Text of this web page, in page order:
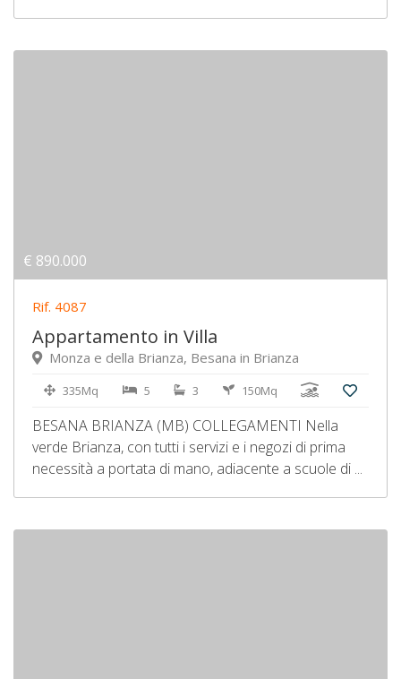
€ 890.000
Rif. 4087
Appartamento in Villa
Monza e della Brianza, Besana in Brianza
335Mq 5 3 150Mq
BESANA BRIANZA (MB) COLLEGAMENTI Nella
verde Brianza, con tutti i servizi e i negozi di prima
necessità a portata di mano, adiacente a scuole di ...